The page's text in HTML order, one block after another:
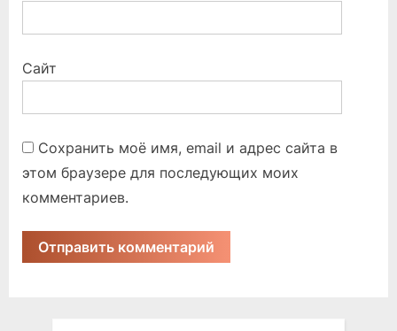
Сайт
Сохранить моё имя, email и адрес сайта в
этом браузере для последующих моих
комментариев.